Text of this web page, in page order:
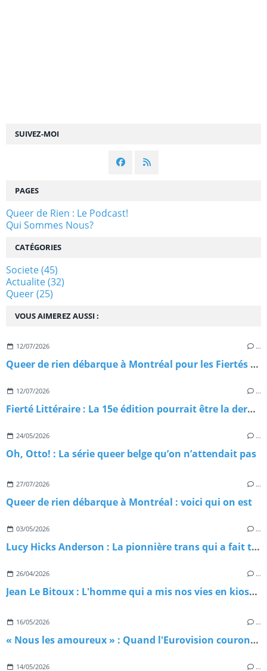
SUIVEZ-MOI
VOUS AIMEREZ AUSSI :
12/07/2026 …
Queer de rien débarque à Montréal pour les Fiertés Montréal 2026 : on vous emmène avec nous
12/07/2026 …
Fierté Littéraire : La 15e édition pourrait être la dernière — et c'est inadmissible!
24/05/2026 …
Oh, Otto! : La série queer belge qu’on n’attendait pas
27/07/2026 …
Queer de rien débarque à Montréal : voici qui on est
03/05/2026 …
Lucy Hicks Anderson : La pionnière trans qui a fait trembler la justice américaine
26/04/2026 …
Jean Le Bitoux : L'homme qui a mis nos vies en kiosque
16/05/2026 …
« Nous les amoureux » : Quand l'Eurovision couronnait, sans le savoir, un hymne gay
14/05/2026 …
PAGES
Queer de Rien : Le Podcast!
Qui Sommes Nous?
CATÉGORIES
Societe(45)
Actualite(32)
Queer(25)